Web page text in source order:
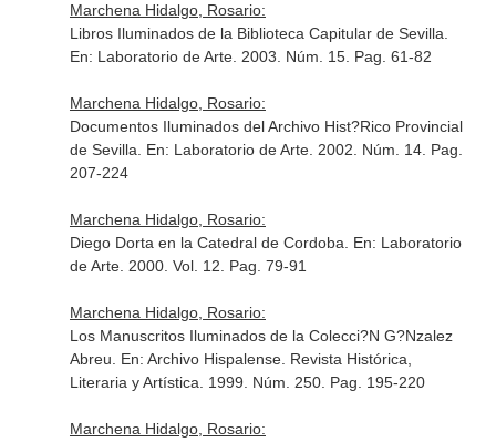
Marchena Hidalgo, Rosario:
Libros Iluminados de la Biblioteca Capitular de Sevilla.
En: Laboratorio de Arte. 2003. Núm. 15. Pag. 61-82
Marchena Hidalgo, Rosario:
Documentos Iluminados del Archivo Hist?Rico Provincial
de Sevilla. En: Laboratorio de Arte. 2002. Núm. 14. Pag.
207-224
Marchena Hidalgo, Rosario:
Diego Dorta en la Catedral de Cordoba. En: Laboratorio
de Arte. 2000. Vol. 12. Pag. 79-91
Marchena Hidalgo, Rosario:
Los Manuscritos Iluminados de la Colecci?N G?Nzalez
Abreu. En: Archivo Hispalense. Revista Histórica,
Literaria y Artística . 1999. Núm. 250. Pag. 195-220
Marchena Hidalgo, Rosario: